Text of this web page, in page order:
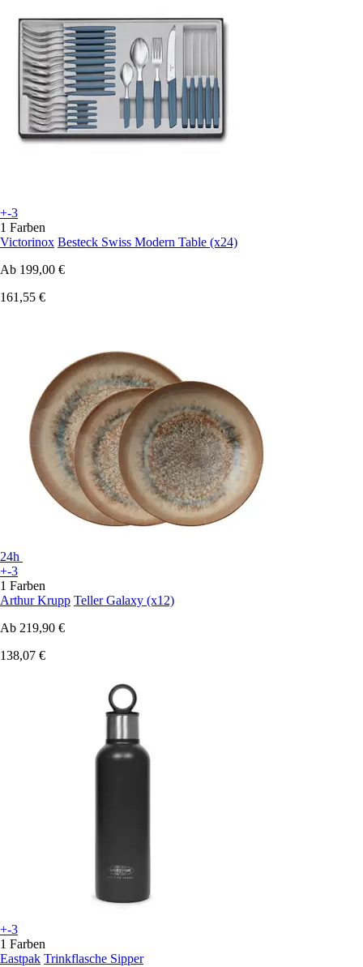
+-3
1 Farben
Victorinox Besteck Swiss Modern Table (x24)
Ab 199,00 €
161,55 €
24h
+-3
1 Farben
Arthur Krupp Teller Galaxy (x12)
Ab 219,90 €
138,07 €
+-3
1 Farben
Eastpak Trinkflasche Sipper